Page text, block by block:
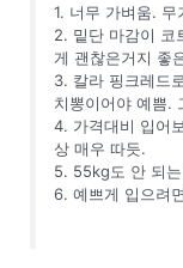
1. 너무 가벼움.
2. 밑단 마감이 코
게 괜찮은거지 좋
3. 칼라 핑크레드
치뽕이어야 예쁨.
4. 가격대비 입어
상 매우 따듯.
5. 55kg도 안 되
6. 예쁘게 입으려